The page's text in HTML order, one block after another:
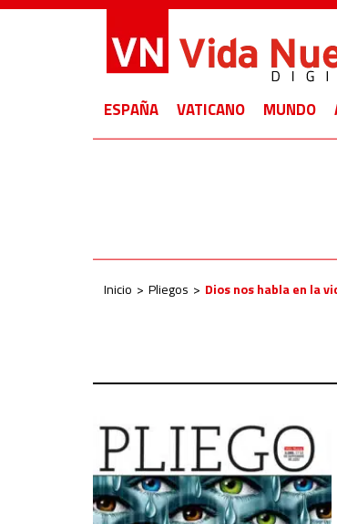
ESPAÑA VATICANO MUNDO
Inicio Pliegos Dios nos habla en la